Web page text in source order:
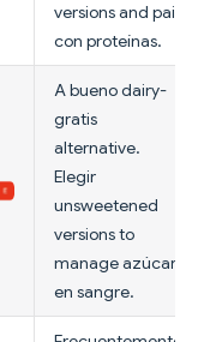
versions and pair
con proteínas.
A bueno dairy-
gratis
alternative.
Elegir
unsweetened
versions to
manage azúcar
en sangre.